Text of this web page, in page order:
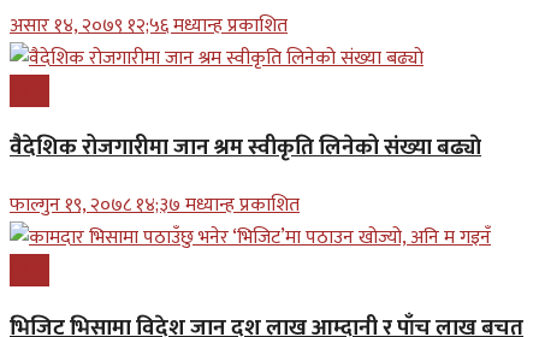
असार १४, २०७९ १२;५६ मध्यान्ह प्रकाशित
वैदेशिक रोजगारीमा जान श्रम स्वीकृति लिनेको संख्या बढ्याे
फाल्गुन १९, २०७८ १४;३७ मध्यान्ह प्रकाशित
भिजिट भिसामा विदेश जान दश लाख आम्दानी र पाँच लाख बचत